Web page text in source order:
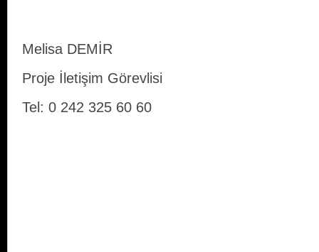
Melisa DEMİR
Proje İletişim Görevlisi
Tel: 0 242 325 60 60